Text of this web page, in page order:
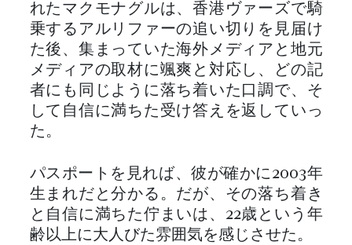
れたマクモナグルは、香港ヴァーズで騎
乗するアルリファーの追い切りを見届け
た後、集まっていた海外メディアと地元
メディアの取材に颯爽と対応し、どの記
者にも同じように落ち着いた口調で、そ
して自信に満ちた受け答えを返していっ
た。
パスポートを見れば、彼が確かに2003年
生まれだと分かる。だが、その落ち着き
と自信に満ちた佇まいは、22歳という年
齢以上に大人びた雰囲気を感じさせた。